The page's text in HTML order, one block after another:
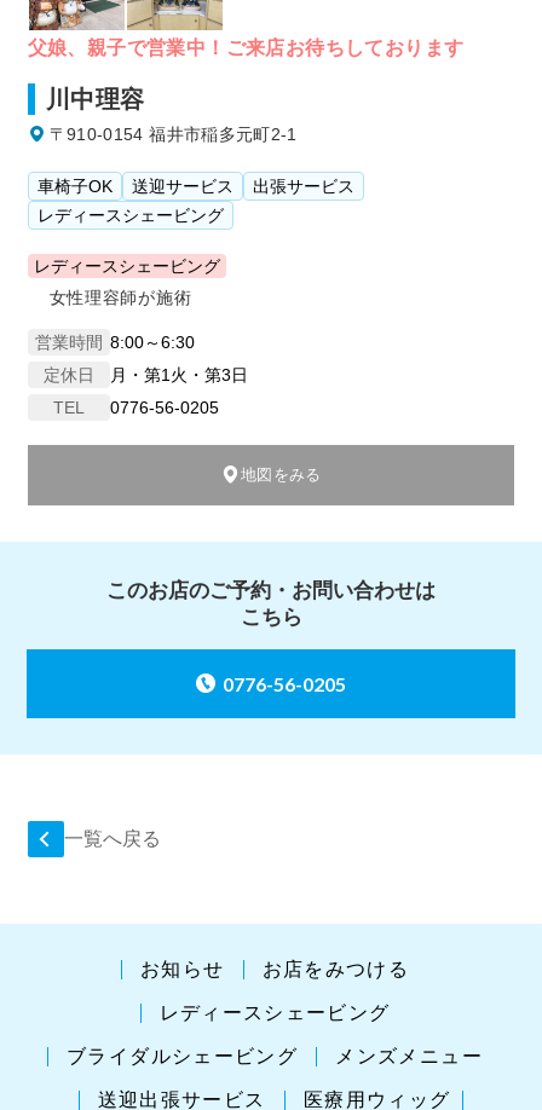
父娘、親子で営業中！ご来店お待ちしております
川中理容
〒910-0154 福井市稲多元町2-1
車椅子OK 送迎サービス
出張サービス
レディースシェービング
レディースシェービング
女性理容師が施術
営業時間 8:00～6:30
定休日
月・第1火・第3日
TEL
0776-56-0205
地図をみる
このお店のご予約・お問い合わせは
こちら
0776-56-0205
一覧へ戻る
お知らせ お店をみつける
レディースシェービング
ブライダルシェービング メンズメニュー
送迎出張サービス 医療用ウィッグ